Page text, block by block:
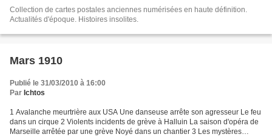
Collection de cartes postales anciennes numérisées en haute définition.
Actualités d'époque. Histoires insolites.
Mars 1910
Publié le 31/03/2010 à 16:00
Par Ichtos
1 Avalanche meurtrière aux USA Une danseuse arrête son agresseur Le feu
dans un cirque 2 Violents incidents de grève à Halluin La saison d'opéra de
Marseille arrêtée par une grève Noyé dans un chantier 3 Les mystères